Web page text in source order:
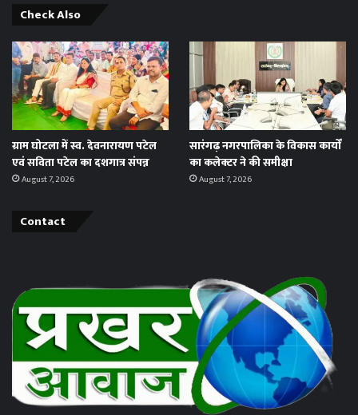
Check Also
ग्राम घोटला में स्व. देवनारायण पटेल
एवं सविता पटेल का दशगात्र संपन्न
August 7, 2026
सारंगढ़ नगरपालिका के विकास कार्यों
का कलेक्टर ने की समीक्षा
August 7, 2026
Contact